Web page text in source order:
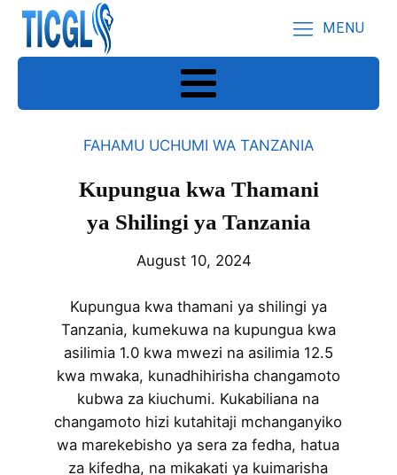
MENU
FAHAMU UCHUMI WA TANZANIA
Kupungua kwa Thamani
ya Shilingi ya Tanzania
August 10, 2024
Kupungua kwa thamani ya shilingi ya
Tanzania, kumekuwa na kupungua kwa
asilimia 1.0 kwa mwezi na asilimia 12.5
kwa mwaka, kunadhihirisha changamoto
kubwa za kiuchumi. Kukabiliana na
changamoto hizi kutahitaji mchanganyiko
wa marekebisho ya sera za fedha, hatua
za kifedha, na mikakati ya kuimarisha